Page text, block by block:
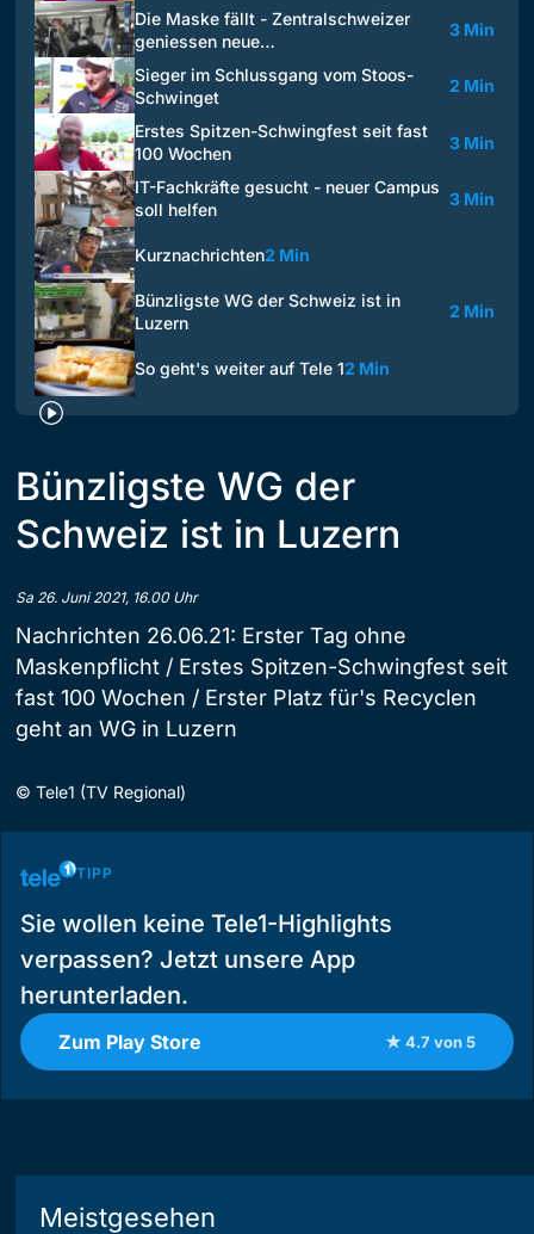
Die Maske fällt - Zentralschweizer
geniessen neue…
3 Min
Sieger im Schlussgang vom Stoos-
Schwinget
2 Min
Erstes Spitzen-Schwingfest seit fast
100 Wochen
3 Min
IT-Fachkräfte gesucht - neuer Campus
soll helfen
3 Min
Kurznachrichten2 Min
Bünzligste WG der Schweiz ist in
Luzern
2 Min
So geht's weiter auf Tele 12 Min
Bünzligste WG der
Schweiz ist in Luzern
Sa 26. Juni 2021, 16.00 Uhr
Nachrichten 26.06.21: Erster Tag ohne
Maskenpflicht / Erstes Spitzen-Schwingfest seit
fast 100 Wochen / Erster Platz für's Recyclen
geht an WG in Luzern
© Tele1 (TV Regional)
TIPP
Sie wollen keine Tele1-Highlights
verpassen? Jetzt unsere App
herunterladen.
Zum Play Store ★ 4.7 von 5
Meistgesehen